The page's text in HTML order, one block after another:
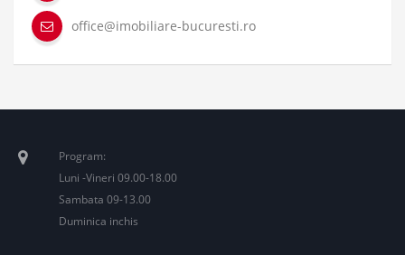
office@imobiliare-bucuresti.ro
Program:
Luni -Vineri 09.00-18.00
Sambata 09-13.00
Duminica inchis